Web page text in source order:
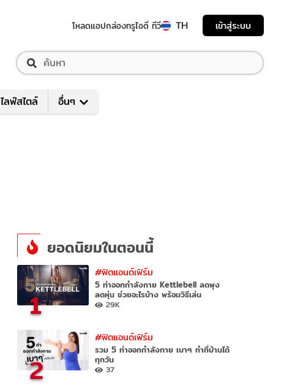
โหลดแอปกล่องทรูไอดี ทีวี TH เข้าสู่ระบบ
ไลฟ์สไตล์ อื่นๆ
ยอดนิยมในตอนนี้
1
#ฟิตแอนด์เฟิร์ม
5 ท่าออกกําลังกาย Kettlebell ลดพุง
ลดหุ่น ช่วยอะไรบ้าง พร้อมวิธีเล่น
29K
2
#ฟิตแอนด์เฟิร์ม
รวม 5 ท่าออกกำลังกาย เบาๆ ทำที่บ้านได้
ทุกวัน
37